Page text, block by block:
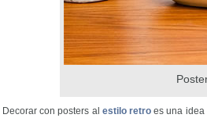
Decorar con posters al estilo retro es una idea